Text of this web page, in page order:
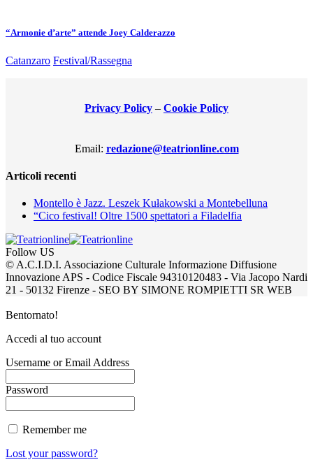
“Armonie d’arte” attende Joey Calderazzo
Catanzaro Festival/Rassegna
Privacy Policy – Cookie Policy
Email: redazione@teatrionline.com
Articoli recenti
Montello è Jazz. Leszek Kułakowski a Montebelluna
“Cico festival! Oltre 1500 spettatori a Filadelfia
Follow US
© A.C.I.D.I. Associazione Culturale Informazione Diffusione
Innovazione APS - Codice Fiscale 94310120483 - Via Jacopo Nardi
21 - 50132 Firenze - SEO BY SIMONE ROMPIETTI SR WEB
Bentornato!
Accedi al tuo account
Username or Email Address
Password
Remember me
Lost your password?